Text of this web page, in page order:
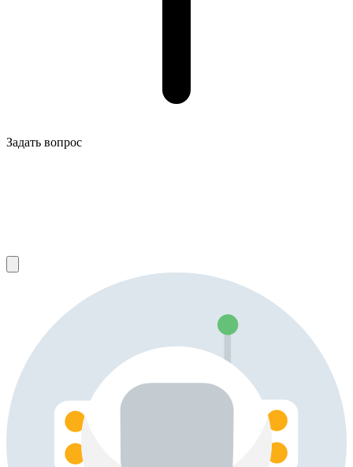
Задать вопрос